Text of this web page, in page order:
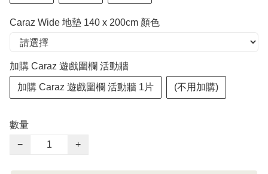
Caraz Wide 地墊 140 x 200cm 顏色
加購 Caraz 遊戲圍欄 活動牆
加購 Caraz 遊戲圍欄 活動牆 1片 (不用加購)
數量
−
+